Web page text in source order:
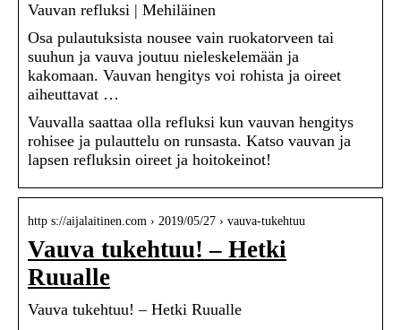
Vauvan refluksi | Mehiläinen
Osa pulautuksista nousee vain ruokatorveen tai
suuhun ja vauva joutuu nieleskelemään ja
kakomaan. Vauvan hengitys voi rohista ja oireet
aiheuttavat …
Vauvalla saattaa olla refluksi kun vauvan hengitys
rohisee ja pulauttelu on runsasta. Katso vauvan ja
lapsen refluksin oireet ja hoitokeinot!
http s://aijalaitinen.com › 2019/05/27 › vauva-tukehtuu
Vauva tukehtuu! – Hetki
Ruualle
Vauva tukehtuu! – Hetki Ruualle